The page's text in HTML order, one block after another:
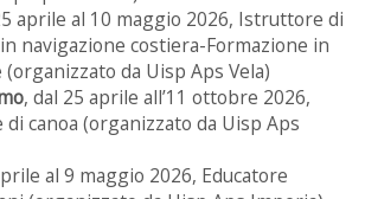
aprile al 10 maggio 2026, Istruttore di
navigazione costiera-Formazione in
da Uisp Aps Vela)
, dal 25 aprile all’11 ottobre 2026,
di canoa (organizzato da Uisp Aps
al 9 maggio 2026, Educatore